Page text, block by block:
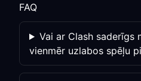
FAQ
Vai ar Clash saderīgs
vienmēr uzlabos spēļu